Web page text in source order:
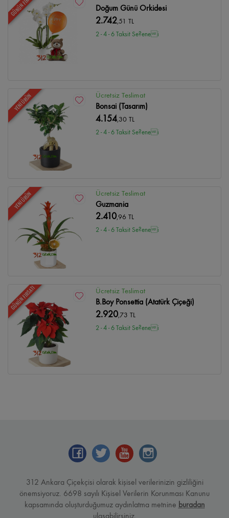
Doğum Günü Orkidesi
2.742,51 TL
2 - 4 - 6 Taksit Se?enei
YENİ ÜRÜN Ücretsiz Teslimat
Bonsai (Tasarım)
4.154,30 TL
2 - 4 - 6 Taksit Se?enei
YENİ ÜRÜN Ücretsiz Teslimat
Guzmania
2.410,96 TL
2 - 4 - 6 Taksit Se?enei
GÜNÜN FIRSATI Ücretsiz Teslimat
B.Boy Ponsettia (Atatürk Çiçeği)
2.920,73 TL
2 - 4 - 6 Taksit Se?enei
312 Ankara Çiçekçisi olarak kişisel verilerinizin gizliliğini
önemsiyoruz. 6698 sayılı Kişisel Verilerin Korunması Kanunu
kapsamında oluşturduğumuz aydınlatma metnine buradan
ulaşabilirsiniz.